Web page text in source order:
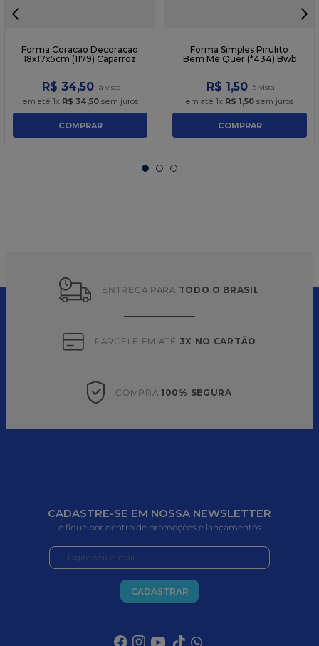
Forma Coracao Decoracao
18x17x5cm (1179) Caparroz
R$ 34,50
em até 1x R$ 34,50sem juros
COMPRAR
Forma Simples Pirulito
Bem Me Quer (*434) Bwb
R$ 1 ,50
em até 1x R$ 1,50 sem juros
COMPRAR
ENTREGA PARA TODO O BRASIL
PARCELE EM ATÉ 3X NO CARTÃO
COMPRA 100% SEGURA
CADASTRE-SE EM NOSSA NEWSLETTER
e fique por dentro de promoções e lançamentos
CADASTRAR